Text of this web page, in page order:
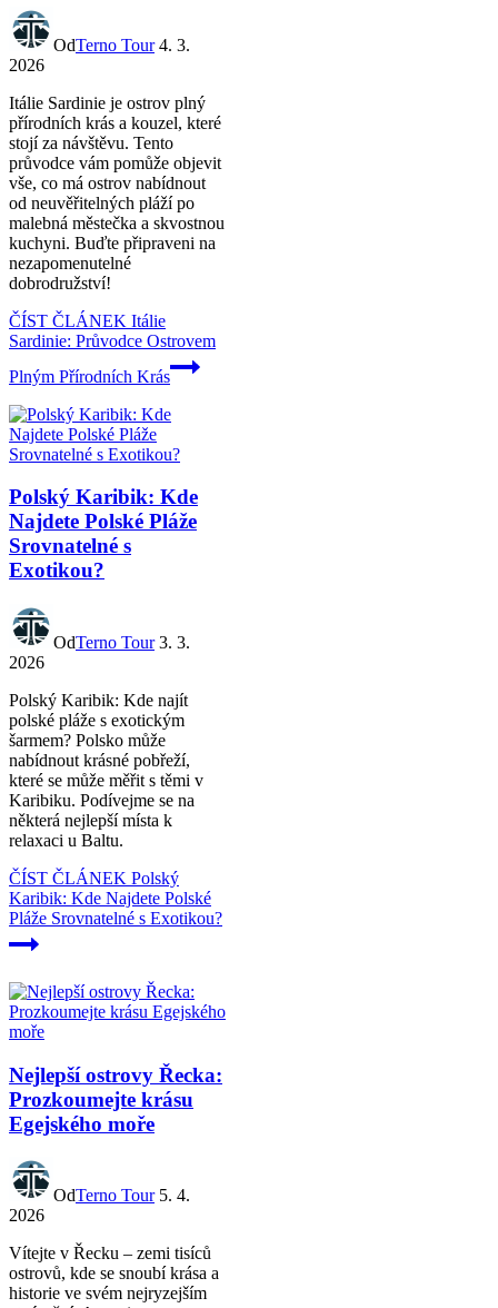
OdTerno Tour 4. 3.
2026
Itálie Sardinie je ostrov plný
přírodních krás a kouzel, které
stojí za návštěvu. Tento
průvodce vám pomůže objevit
vše, co má ostrov nabídnout
od neuvěřitelných pláží po
malebná městečka a skvostnou
kuchyni. Buďte připraveni na
nezapomenutelné
dobrodružství!
ČÍST ČLÁNEK Itálie
Sardinie: Průvodce Ostrovem
Plným Přírodních Krás
Polský Karibik: Kde
Najdete Polské Pláže
Srovnatelné s
Exotikou?
OdTerno Tour 3. 3.
2026
Polský Karibik: Kde najít
polské pláže s exotickým
šarmem? Polsko může
nabídnout krásné pobřeží,
které se může měřit s těmi v
Karibiku. Podívejme se na
některá nejlepší místa k
relaxaci u Baltu.
ČÍST ČLÁNEK Polský
Karibik: Kde Najdete Polské
Pláže Srovnatelné s Exotikou?
Nejlepší ostrovy Řecka:
Prozkoumejte krásu
Egejského moře
OdTerno Tour 5. 4.
2026
Vítejte v Řecku – zemi tisíců
ostrovů, kde se snoubí krása a
historie ve svém nejryzejším